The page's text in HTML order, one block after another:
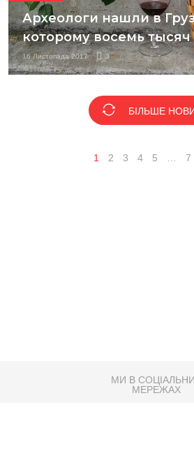
Археологи нашли в
которому восемь тысяч
16 Листопада 2017 3
БІЛЬШЕ
1 2 3 4 5 7
МИ В
МЕРЕЖАХ